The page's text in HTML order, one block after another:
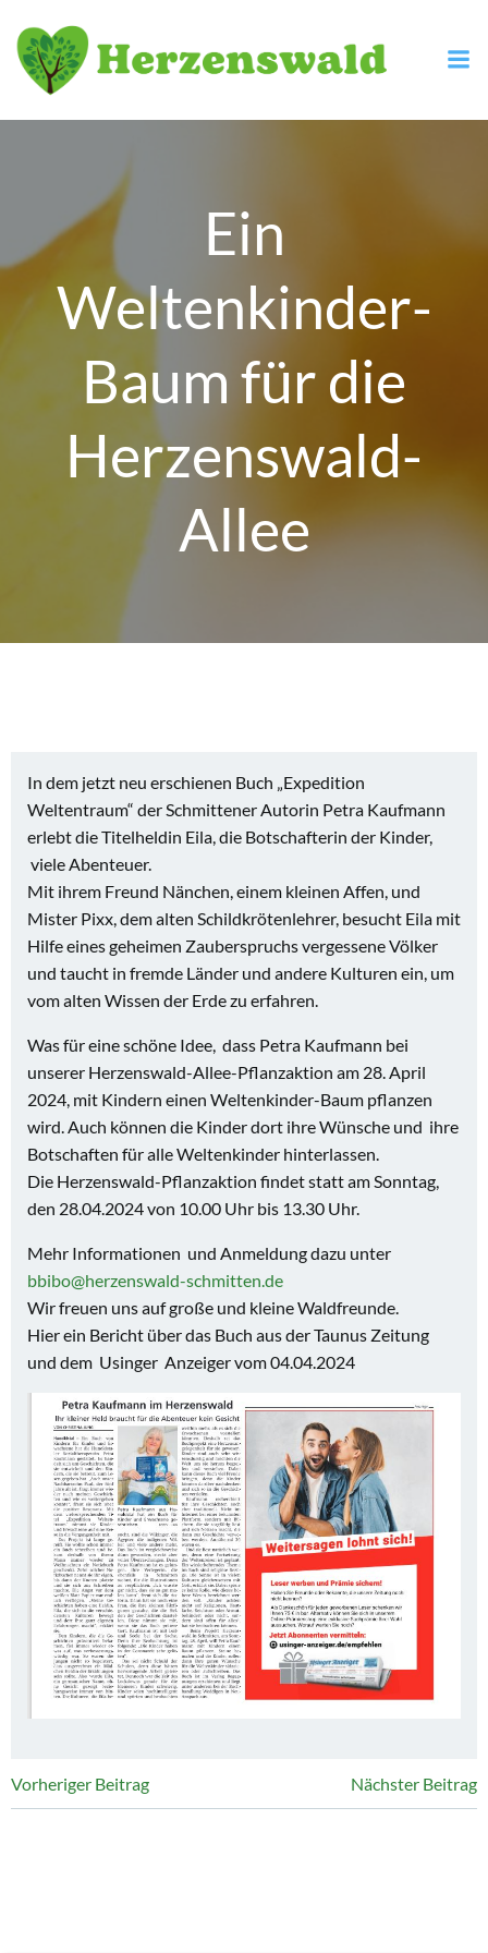
springen
Ein
Weltenkinder-
Baum für die
Herzenswald-
Allee
In dem jetzt neu erschienen Buch „Expedition
Weltentraum“ der Schmittener Autorin Petra Kaufmann
erlebt die Titelheldin Eila, die Botschafterin der Kinder,
viele Abenteuer.
Mit ihrem Freund Nänchen, einem kleinen Affen, und
Mister Pixx, dem alten Schildkrötenlehrer, besucht Eila mit
Hilfe eines geheimen Zauberspruchs vergessene Völker
und taucht in fremde Länder und andere Kulturen ein, um
vom alten Wissen der Erde zu erfahren.
Was für eine schöne Idee, dass Petra Kaufmann bei
unserer Herzenswald-Allee-Pflanzaktion am 28. April
2024, mit Kindern einen Weltenkinder-Baum pflanzen
wird. Auch können die Kinder dort ihre Wünsche und ihre
Botschaften für alle Weltenkinder hinterlassen.
Die Herzenswald-Pflanzaktion findet statt am Sonntag,
den 28.04.2024 von 10.00 Uhr bis 13.30 Uhr.
Mehr Informationen und Anmeldung dazu unter
bbibo@herzenswald-schmitten.de
Wir freuen uns auf große und kleine Waldfreunde.
Hier ein Bericht über das Buch aus der Taunus Zeitung
und dem Usinger Anzeiger vom 04.04.2024
Post
Vorheriger Beitrag Nächster Beitrag